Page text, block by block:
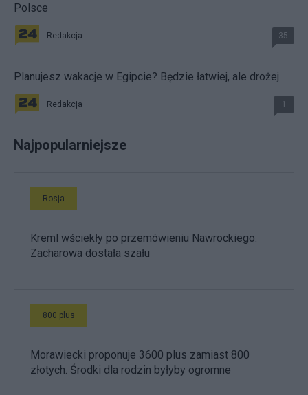
Polsce
Redakcja 35
Planujesz wakacje w Egipcie? Będzie łatwiej, ale drożej
Redakcja 1
Najpopularniejsze
Rosja
Kreml wściekły po przemówieniu Nawrockiego.
Zacharowa dostała szału
800 plus
Morawiecki proponuje 3600 plus zamiast 800
złotych. Środki dla rodzin byłyby ogromne